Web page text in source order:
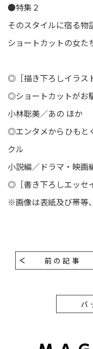
●特集２
そのスタイルに宿る物
ショートカットの女た
◎［描き下ろしイラス
◎ショートカットがお
小林聡美／あの ほか
◎エンタメからひもと
クル
小説編／ドラマ・映画
◎［書き下ろしエッセ
※画像は表紙及び帯等
前の記事
バ